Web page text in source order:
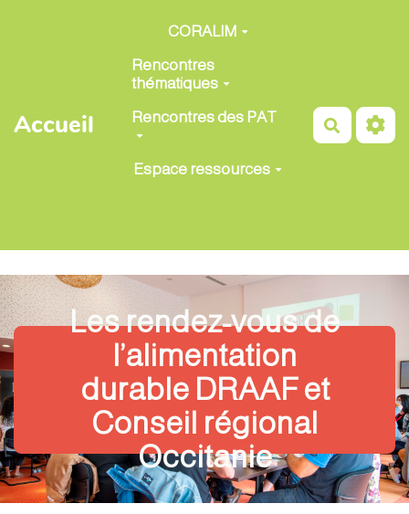
Aller au contenu principal
Accueil
CORALIM
Rencontres
thématiques
Rencontres des PAT
Espace ressources
Les rendez-vous de
l’alimentation
durable DRAAF et
Conseil régional
Occitanie